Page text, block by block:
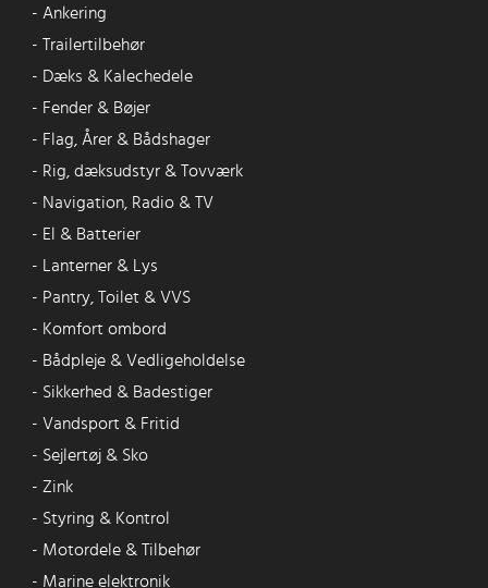
- Ankering
- Trailertilbehør
- Dæks & Kalechedele
- Fender & Bøjer
- Flag, Årer & Bådshager
- Rig, dæksudstyr & Tovværk
- Navigation, Radio & TV
- El & Batterier
- Lanterner & Lys
- Pantry, Toilet & VVS
- Komfort ombord
- Bådpleje & Vedligeholdelse
- Sikkerhed & Badestiger
- Vandsport & Fritid
- Sejlertøj & Sko
- Zink
- Styring & Kontrol
- Motordele & Tilbehør
- Marine elektronik